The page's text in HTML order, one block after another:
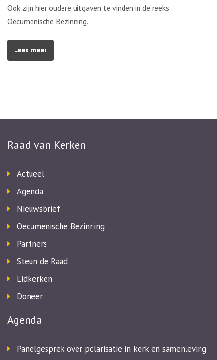
Ook zijn hier oudere uitgaven te vinden in de reeks
Oecumenische Bezinning.
Lees meer
Raad van Kerken
Actueel
Agenda
Nieuwsbrief
Oecumenische Bezinning
Partners
Steun de Raad
Lidkerken
Doneer
Agenda
Panelgesprek over polarisatie in kerk en samenleving